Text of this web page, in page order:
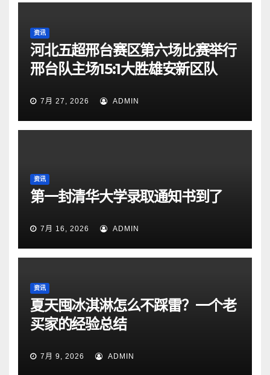
资讯
河北五超邢台赛区第六场比赛举行
邢台队主场15:1大胜雄安新区队
7月 27, 2026 ADMIN
资讯
第一封清华大学录取通知书到了
7月 16, 2026 ADMIN
资讯
夏天囤冰淇淋怎么不踩雷？一个老
买家的经验总结
7月 9, 2026 ADMIN